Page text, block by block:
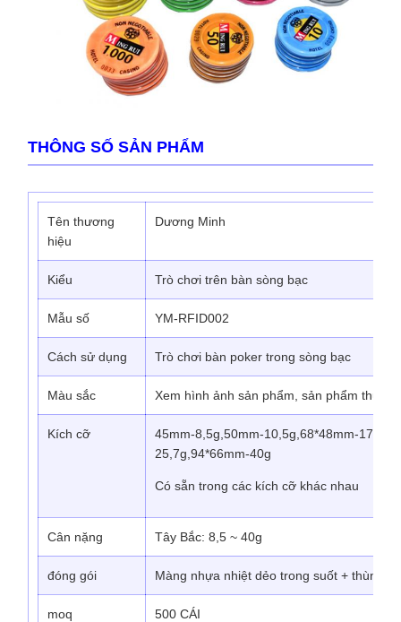
THÔNG SỐ SẢN PHẨM
Tên thương
hiệu
Dương Minh
Kiểu Trò chơi trên bàn sòng bạc
Mẫu số YM-RFID002
Cách sử dụng Trò chơi bàn poker trong sòng bạc
Màu sắc Xem hình ảnh sản phẩm, sản phẩm thực
Kích cỡ
45mm-8,5g,50mm-10,5g,68*48mm-
25,7g,94*66mm-40g
Có sẵn trong các kích cỡ khác nhau
Cân nặng Tây Bắc: 8,5 ~ 40g
đóng gói Màng nhựa nhiệt dẻo trong suốt + thùng
moq 500 CÁI